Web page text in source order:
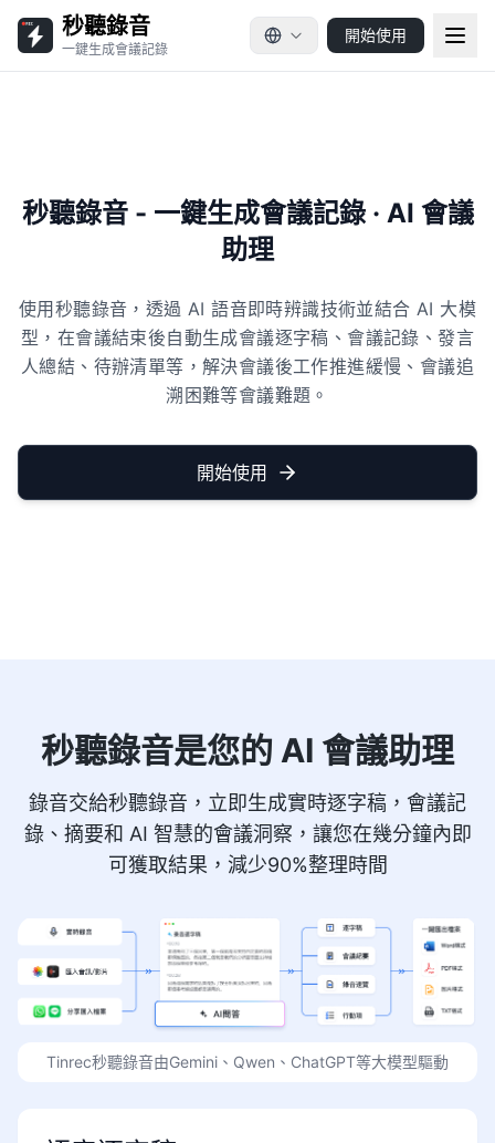
秒聽錄音
一鍵生成會議記錄
開始使用
秒聽錄音 - 一鍵生成會議記錄 · AI 會議
助理
使用秒聽錄音，透過 AI 語音即時辨識技術並結合 AI 大模
型，在會議結束後自動生成會議逐字稿、會議記錄、發言
人總結、待辦清單等，解決會議後工作推進緩慢、會議追
溯困難等會議難題。
開始使用
秒聽錄音是您的 AI 會議助理
錄音交給秒聽錄音，立即生成實時逐字稿，會議記
錄、摘要和 AI 智慧的會議洞察，讓您在幾分鐘內即
可獲取結果，減少90%整理時間
Tinrec秒聽錄音由Gemini、Qwen、ChatGPT等大模型驅動